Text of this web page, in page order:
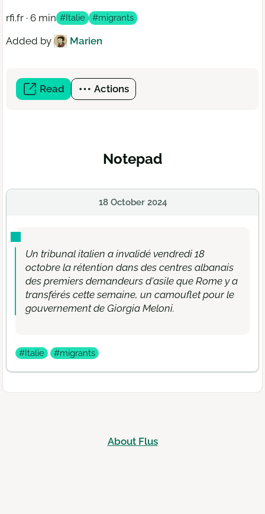
rfi.fr · 6 min #Italie #migrants
Added by Marien
Read (open
a
Actions
Notepad
18 October 2024
Un tribunal italien a invalidé vendredi 18
octobre la rétention dans des centres albanais
des premiers demandeurs d'asile que Rome y a
transférés cette semaine, un camouflet pour le
gouvernement de Giorgia Meloni.
#Italie #migrants
About Flus